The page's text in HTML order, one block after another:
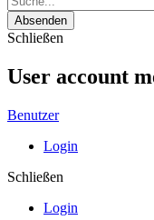
Absenden
Schließen
User account
Benutzer
Login
Schließen
Login